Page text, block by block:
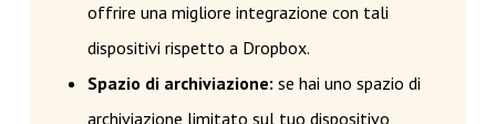
offrire una migliore integrazione con tali
dispositivi rispetto a Dropbox.
Spazio di archiviazione: se hai uno spazio di
archiviazione limitato sul tuo dispositivo,